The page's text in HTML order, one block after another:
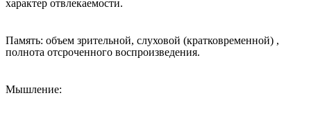
характер отвлекаемости.
Память: объем зрительной, слуховой (кратковременной) ,
полнота отсроченного воспроизведения.
Мышление: